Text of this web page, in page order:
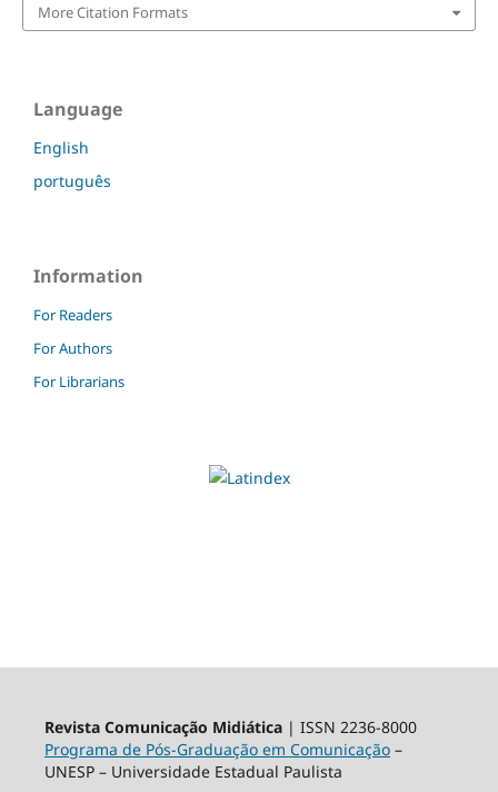
More Citation Formats
Language
English
português
Information
For Readers
For Authors
For Librarians
Revista Comunicação Midiática| ISSN 2236-8000
Programa de Pós-Graduação em Comunicação–
UNESP – Universidade Estadual Paulista